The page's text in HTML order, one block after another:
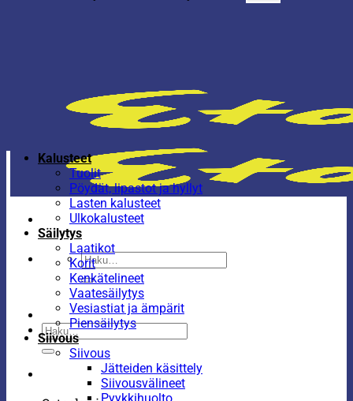
Etsi:
Etsi:
Kalusteet
Tuolit
Pöydät, lipastot ja hyllyt
Lasten kalusteet
Ulkokalusteet
Säilytys
Laatikot
Korit
Kenkätelineet
Vaatesäilytys
Vesiastiat ja ämpärit
Piensäilytys
Siivous
Siivous
Jätteiden käsittely
Siivousvälineet